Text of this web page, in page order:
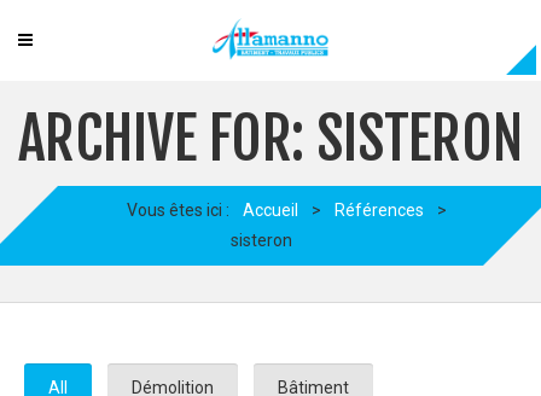
ARCHIVE FOR: SISTERON
Vous êtes ici : Accueil > Références
>
sisteron
All Démolition Bâtiment